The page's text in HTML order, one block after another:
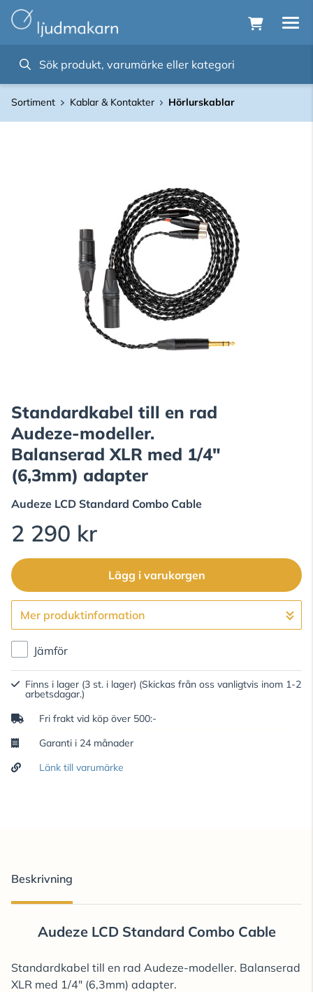
Sortiment Kablar & Kontakter Hörlurskablar
Standardkabel till en rad
Audeze-modeller.
Balanserad XLR med 1/4"
(6,3mm) adapter
Audeze LCD Standard Combo Cable
2 290 kr
Lägg i varukorgen
Gå till kassan
Mer produktinformation
Jämför
Finns i lager (3 st. i lager) (Skickas från oss vanligtvis inom 1-2
arbetsdagar.)
Fri frakt vid köp över 500:-
Garanti i 24 månader
Länk till varumärke
Beskrivning
Audeze LCD Standard Combo Cable
Standardkabel till en rad Audeze-modeller. Balanserad
XLR med 1/4" (6,3mm) adapter.